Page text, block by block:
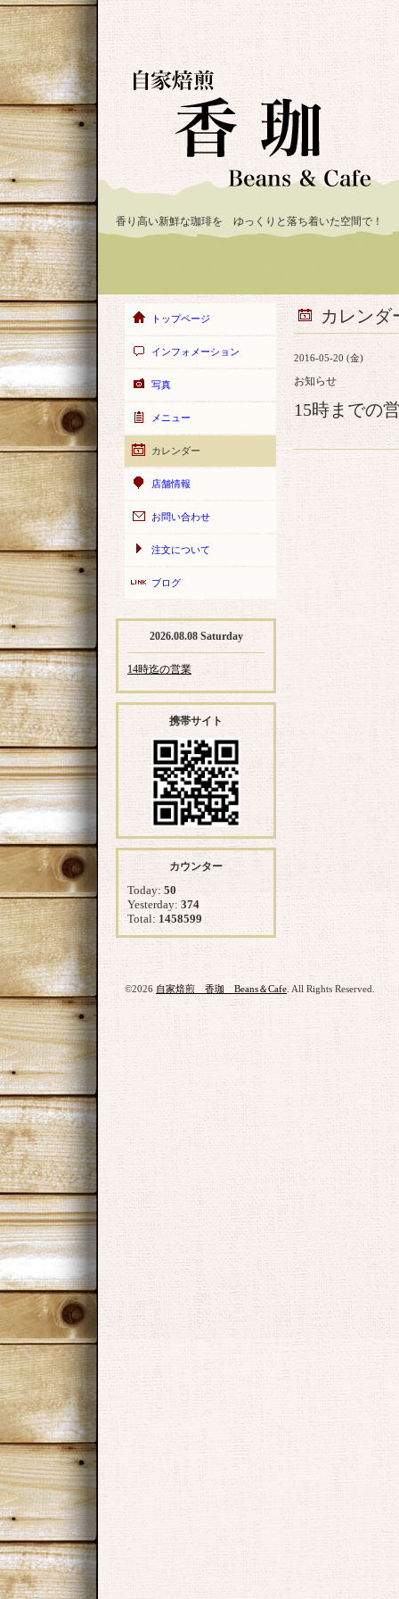
香り高い新鮮な珈琲を ゆっくりと落ち着いた空間で！
カレンダ
2016-05-20 (金)
お知らせ
15時までの
トップページ
インフォメーション
写真
メニュー
カレンダー
店舗情報
お問い合わせ
注文について
ブログ
2026.08.08 Saturday
14時迄の営業
携帯サイト
カウンター
Today: 50
Yesterday: 374
Total: 1458599
©2026 自家焙煎 香珈 Beans＆Cafe . All Rights Reserved.